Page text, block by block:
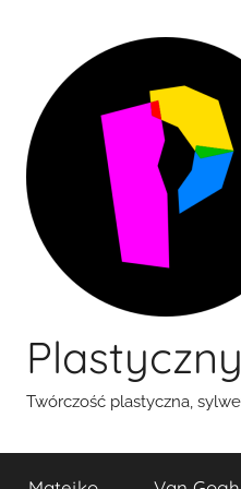
Twórczość plastyczna,